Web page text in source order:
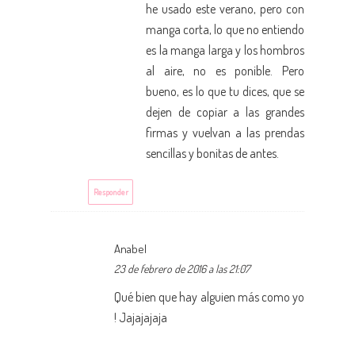
he usado este verano, pero con
manga corta, lo que no entiendo
es la manga larga y los hombros
al aire, no es ponible. Pero
bueno, es lo que tu dices, que se
dejen de copiar a las grandes
firmas y vuelvan a las prendas
sencillas y bonitas de antes.
Responder
Anabel
23 de febrero de 2016 a las 21:07
Qué bien que hay alguien más como yo
! Jajajajaja